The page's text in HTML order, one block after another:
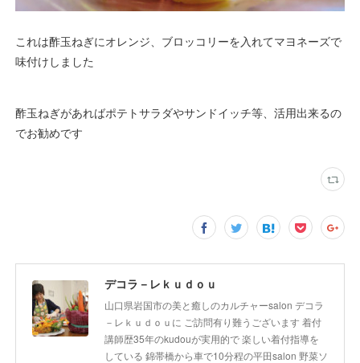
これは酢玉ねぎにオレンジ、ブロッコリーを入れてマヨネーズで
味付けしました
酢玉ねぎがあればポテトサラダやサンドイッチ等、活用出来るの
でお勧めです
デコラ－レｋｕｄｏｕ
山口県岩国市の美と癒しのカルチャーsalon デコラ
－レｋｕｄｏｕに ご訪問有り難うございます 着付
講師歴35年のkudouが実用的で 楽しい着付指導を
している 錦帯橋から車で10分程の平田salon 野菜ソ